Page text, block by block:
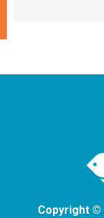
Copyright ©